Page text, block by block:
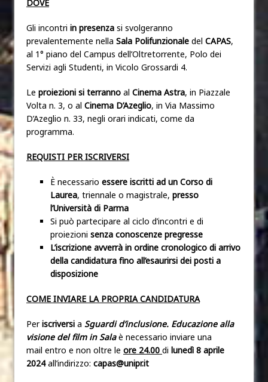
DOVE
Gli incontri in presenza si svolgeranno
prevalentemente nella Sala Polifunzionale del CAPAS,
al 1° piano del Campus dell’Oltretorrente, Polo dei
Servizi agli Studenti, in Vicolo Grossardi 4.
Le proiezioni si terranno al Cinema Astra, in Piazzale
Volta n. 3, o al Cinema D’Azeglio, in Via Massimo
D’Azeglio n. 33, negli orari indicati, come da
programma.
REQUISTI PER ISCRIVERSI
È necessario essere iscritti ad un Corso di
Laurea, triennale o magistrale, presso
l’Università di Parma
Si può partecipare al ciclo d’incontri e di
proiezioni senza conoscenze pregresse
L’iscrizione avverrà in ordine cronologico di arrivo
della candidatura fino all’esaurirsi dei posti a
disposizione
COME INVIARE LA PROPRIA CANDIDATURA
Periscriversi a Sguardi d’inclusione. Educazione alla
visione del film in Salaè necessario inviare una
mail entro e non oltre le ore 24.00 di lunedì 8 aprile
2024all’indirizzo: capas@unipr.it